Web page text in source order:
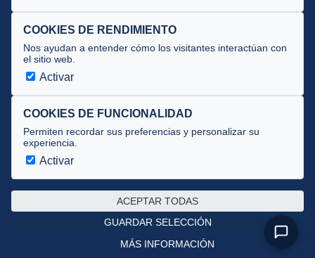
Documentos
Cursos
Circulares oficiales
Convocatorias y Equipaciones
Av. José Atarés 101, semisótano. 50018 Zaragoza
Privacidad · Cookies
COOKIES DE RENDIMIENTO
Nos ayudan a entender cómo los visitantes interactúan con
el sitio web.
Activar
COOKIES DE FUNCIONALIDAD
Permiten recordar sus preferencias y personalizar su
experiencia.
Activar
ACEPTAR TODAS
GUARDAR SELECCIÓN
MÁS INFORMACIÓN